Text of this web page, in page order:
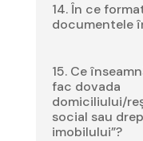
14. În ce
documentele
15. Ce
fac dovada
domiciliului/
social sau
imobilului”?